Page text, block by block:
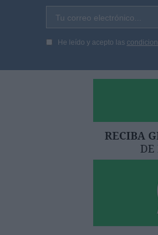
Tu correo electrónico...
He leído y acepto las